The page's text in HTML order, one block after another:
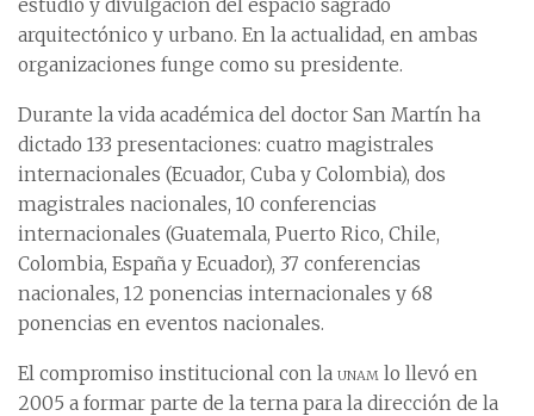
estudio y divulgación del espacio sagrado
arquitectónico y urbano. En la actualidad, en ambas
organizaciones funge como su presidente.
Durante la vida académica del doctor San Martín ha
dictado 133 presentaciones: cuatro magistrales
internacionales (Ecuador, Cuba y Colombia), dos
magistrales nacionales, 10 conferencias
internacionales (Guatemala, Puerto Rico, Chile,
Colombia, España y Ecuador), 37 conferencias
nacionales, 12 ponencias internacionales y 68
ponencias en eventos nacionales.
El compromiso institucional con la unam lo llevó en
2005 a formar parte de la terna para la dirección de la